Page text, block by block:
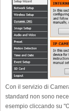
Con il servizio di
standard non sono
esempio cliccando su